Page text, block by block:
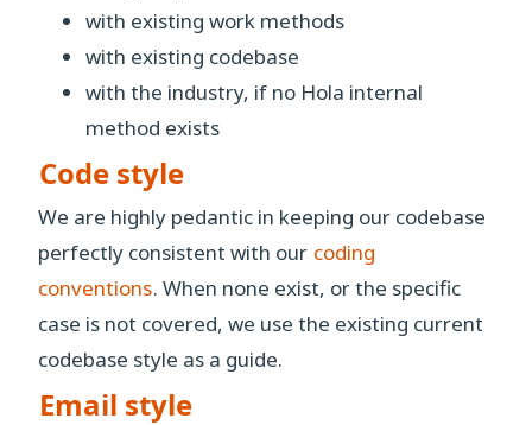
with existing work methods
with existing codebase
with the industry, if no Hola internal
method exists
Code style
We are highly pedantic in keeping our codebase
perfectly consistent with our coding
conventions. When none exist, or the specific
case is not covered, we use the existing current
codebase style as a guide.
Email style